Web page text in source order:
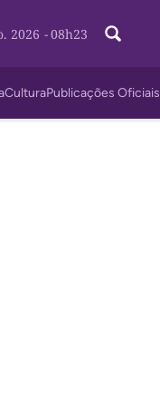
2026 - 08h23
CulturaPublicações Oficiais